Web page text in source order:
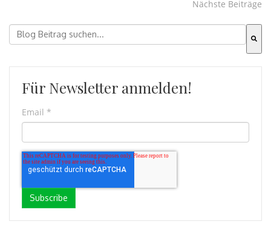
Nächste Beiträge
Dies ist ein Suchfeld mit einer automatischen
Für Newsletter anmelden!
Email *